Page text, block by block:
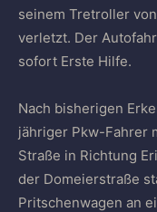
seinem Tretroller
verletzt. Der
sofort Erste Hilfe.
Nach bisherigen
jähriger Pkw-Fahrer
Straße in Richtung
der Domeierstraße
Pritschenwagen an